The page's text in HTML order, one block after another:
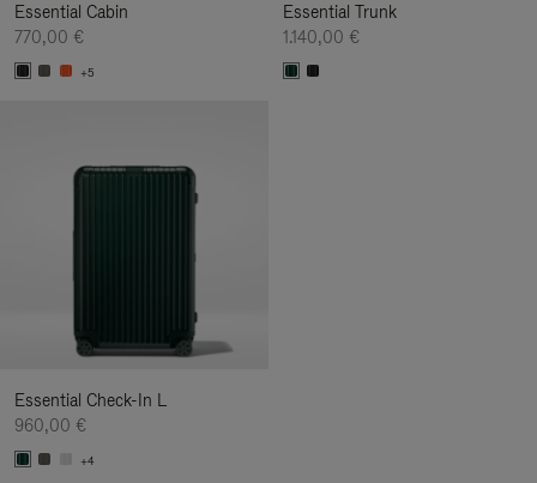
Essential Cabin
770,00 €
+5
Essential Trunk
1.140,00 €
Essential Check-In L
960,00 €
+4